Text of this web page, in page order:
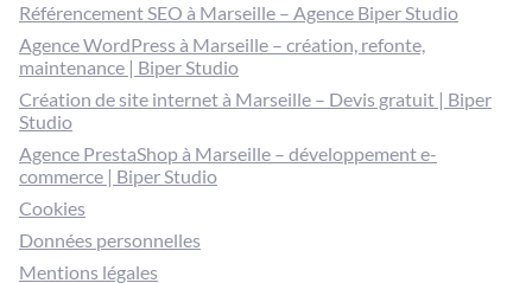
Référencement SEO à Marseille – Agence Biper Studio
Agence WordPress à Marseille – création, refonte,
maintenance | Biper Studio
Création de site internet à Marseille – Devis gratuit | Biper
Studio
Agence PrestaShop à Marseille – développement e-
commerce | Biper Studio
Cookies
Données personnelles
Mentions légales